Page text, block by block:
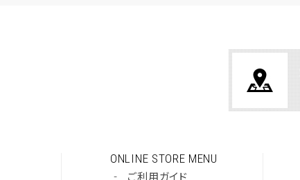
ONLINE STORE MENU
‐ ご利用ガイド